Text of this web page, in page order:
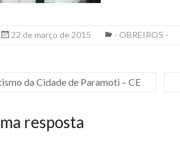
22 de março de 2015 - OBREIROS -
da Cidade de Paramoti – CE
resposta